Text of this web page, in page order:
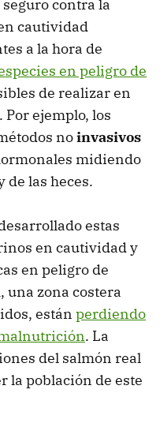
contra la
cautividad
a la hora de
en peligro de
de realizar en
ejemplo, los
noinvasivos
midiendo
de las heces.
estas
en cautividad y
en peligro de
una zona costera
están perdiendo
. La
del salmón real
la población de este